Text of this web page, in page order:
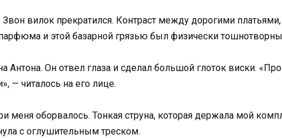
Звон вилок прекратился. Контраст между дорогими
и этой базарной грязью был физически
Антона. Он отвел глаза и сделал большой глоток виски.
— читалось на его лице.
меня оборвалось. Тонкая струна, которая держала мой
с оглушительным треском.